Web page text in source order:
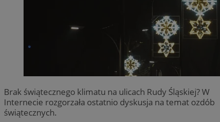
Brak świątecznego klimatu na ulicach Rudy Śląskiej? W
Internecie rozgorzała ostatnio dyskusja na temat ozdób
świątecznych.